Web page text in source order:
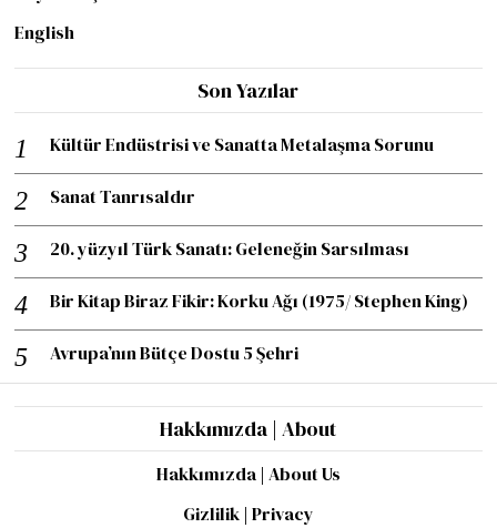
English
Son Yazılar
Kültür Endüstrisi ve Sanatta Metalaşma Sorunu
Sanat Tanrısaldır
20. yüzyıl Türk Sanatı: Geleneğin Sarsılması
Bir Kitap Biraz Fikir: Korku Ağı (1975/ Stephen King)
Avrupa’nın Bütçe Dostu 5 Şehri
Hakkımızda | About
Hakkımızda | About Us
Gizlilik | Privacy